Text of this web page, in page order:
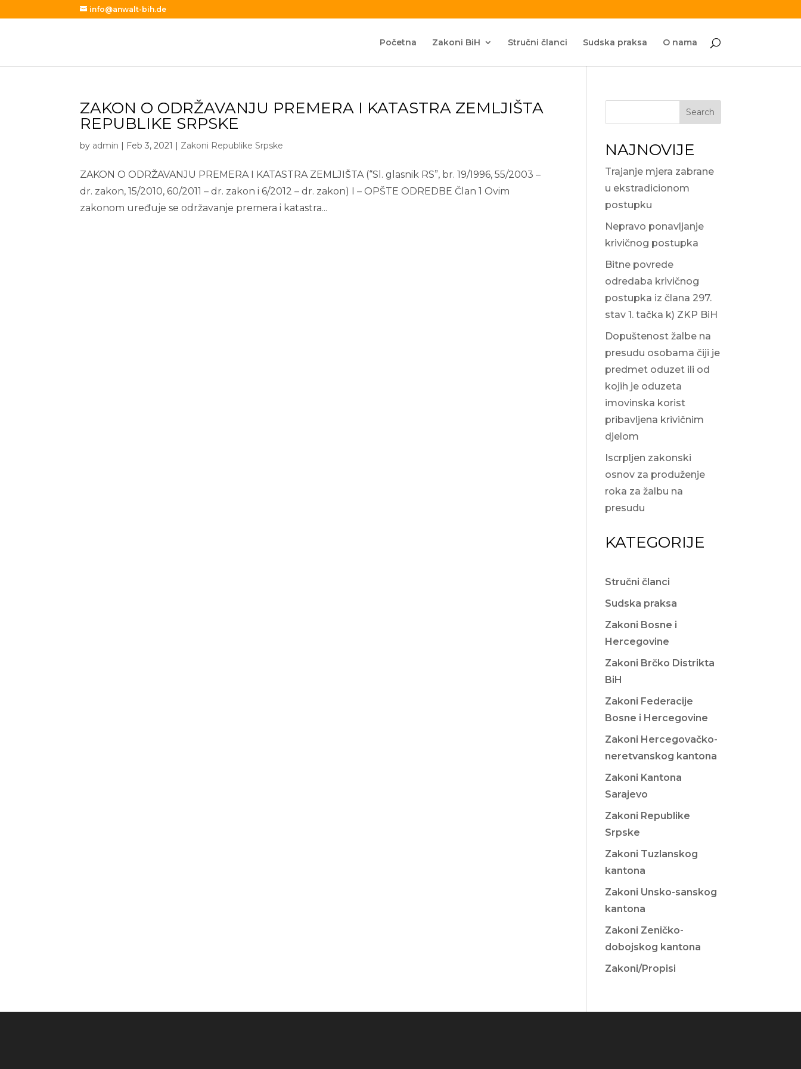
info@anwalt-bih.de
Početna Zakoni BiH Stručni članci Sudska praksa O nama
ZAKON O ODRŽAVANJU PREMERA I KATASTRA ZEMLJIŠTA
REPUBLIKE SRPSKE
by admin | Feb 3, 2021 | Zakoni Republike Srpske
ZAKON O ODRŽAVANJU PREMERA I KATASTRA ZEMLJIŠTA (“Sl. glasnik RS”, br. 19/1996, 55/2003 –
dr. zakon, 15/2010, 60/2011 – dr. zakon i 6/2012 – dr. zakon) I – OPŠTE ODREDBE Član 1 Ovim
zakonom uređuje se održavanje premera i katastra...
Search
NAJNOVIJE
Trajanje mjera zabrane
u ekstradicionom
postupku
Nepravo ponavljanje
krivičnog postupka
Bitne povrede
odredaba krivičnog
postupka iz člana 297.
stav 1. tačka k) ZKP BiH
Dopuštenost žalbe na
presudu osobama čiji je
predmet oduzet ili od
kojih je oduzeta
imovinska korist
pribavljena krivičnim
djelom
Iscrpljen zakonski
osnov za produženje
roka za žalbu na
presudu
KATEGORIJE
Stručni članci
Sudska praksa
Zakoni Bosne i
Hercegovine
Zakoni Brčko Distrikta
BiH
Zakoni Federacije
Bosne i Hercegovine
Zakoni Hercegovačko-
neretvanskog kantona
Zakoni Kantona
Sarajevo
Zakoni Republike
Srpske
Zakoni Tuzlanskog
kantona
Zakoni Unsko-sanskog
kantona
Zakoni Zeničko-
dobojskog kantona
Zakoni/Propisi